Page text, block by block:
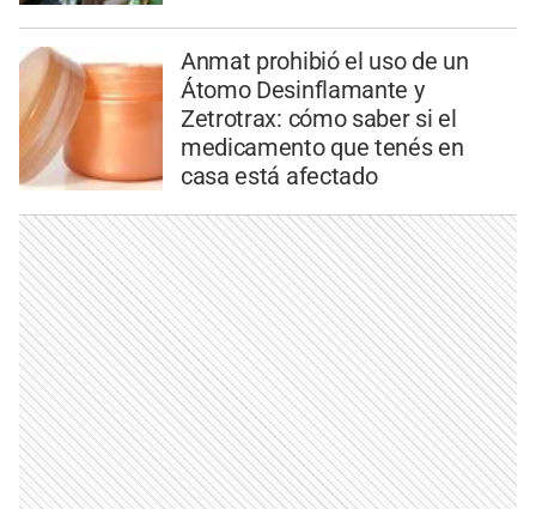
Anmat prohibió el uso de un
Átomo Desinflamante y
Zetrotrax: cómo saber si el
medicamento que tenés en
casa está afectado